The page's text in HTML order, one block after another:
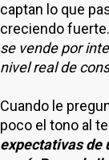
captan lo que
creciendo fuerte.
se vende por
nivel real de
Cuando le
poco el tono al
expectativas de